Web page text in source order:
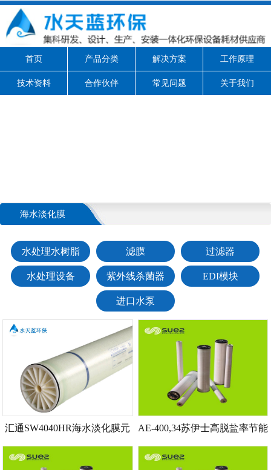
首页 产品分类 解决方案 工作原理
技术资料 合作伙伴 常见问题 关于我们
海水淡化膜
水处理水树脂 滤膜 过滤器
水处理设备 紫外线杀菌器 EDI模块
进口水泵
汇通SW4040HR海水淡化膜元 AE-400,34苏伊士高脱盐率节能
海水淡化反渗透膜技术参数_